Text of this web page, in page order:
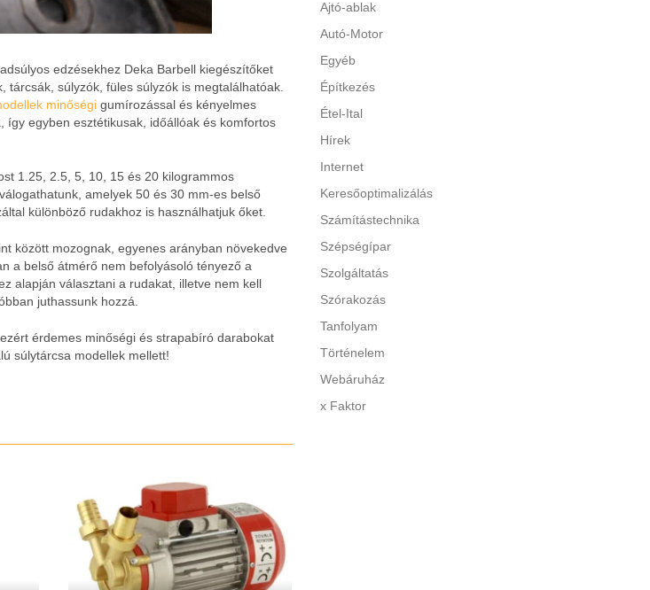
edzésekhez Deka Barbell kiegészítőket
tárcsák, súlyzók, füles súlyzók is megtalálhatóak.
minőségi gumírozással és kényelmes
így egyben esztétikusak, időállóak és komfortos
1.25, 2.5, 5, 10, 15 és 20 kilogrammos
amelyek 50 és 30 mm-es belső
különböző rudakhoz is használhatjuk őket.
között mozognak, egyenes arányban növekedve
a belső átmérő nem befolyásoló tényező a
alapján választani a rudakat, illetve nem kell
juthassunk hozzá.
érdemes minőségi és strapabíró darabokat
súlytárcsa modellek mellett!
Ajtó-ablak
Autó-Motor
Egyéb
Építkezés
Étel-Ital
Hírek
Internet
Keresőoptimalizálás
Számítástechnika
Szépségípar
Szolgáltatás
Szórakozás
Tanfolyam
Történelem
Webáruház
x Faktor